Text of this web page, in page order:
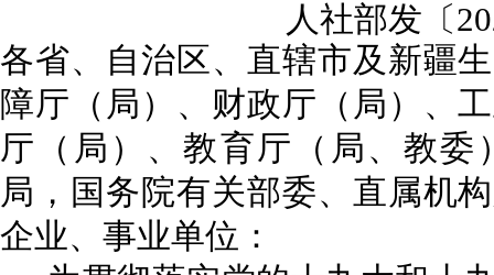
人社部发 〔
各省、自治区、直辖市及新疆
障厅（局）、财政厅（局）、
厅（局）、教育厅（局、教
局，国务院有关部委、直属机
企业、事业单位：